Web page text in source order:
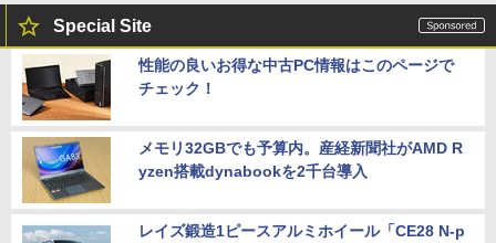
Special Site
性能の良いお得な中古PC情報はこのページで
チェック！
メモリ32GBでも予算内。産経新聞社がAMD R
yzen搭載dynabookを2千台導入
レイズ鍛造1ピースアルミホイール「CE28 N-p